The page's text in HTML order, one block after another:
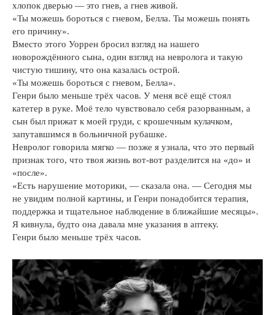
хлопок дверью — это гнев, а гнев живой.
«Ты можешь бороться с гневом, Белла. Ты можешь понять
его причину».
Вместо этого Уоррен бросил взгляд на нашего
новорождённого сына, один взгляд на невролога и такую
чистую тишину, что она казалась острой.
«Ты можешь бороться с гневом, Белла».
Генри было меньше трёх часов. У меня всё ещё стоял
катетер в руке. Моё тело чувствовало себя разорванным, а
сын был прижат к моей груди, с крошечным кулачком,
запутавшимся в больничной рубашке.
Невролог говорила мягко — позже я узнала, что это первый
признак того, что твоя жизнь вот-вот разделится на «до» и
«после».
«Есть нарушение моторики, — сказала она. — Сегодня мы
не увидим полной картины, и Генри понадобится терапия,
поддержка и тщательное наблюдение в ближайшие месяцы».
Я кивнула, будто она давала мне указания в аптеку.
Генри было меньше трёх часов.